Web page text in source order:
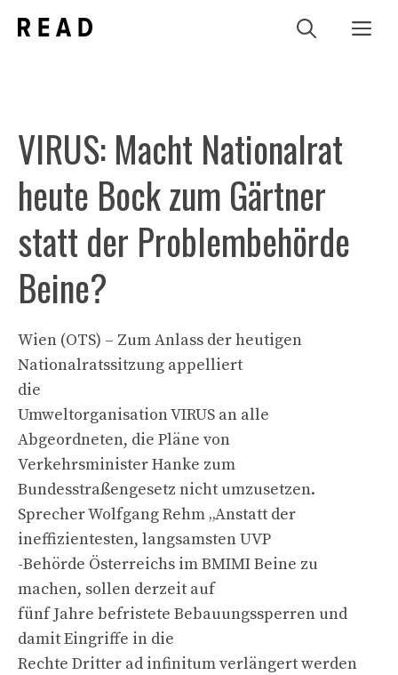
Inhalt
VIRUS: Macht Nationalrat
heute Bock zum Gärtner
statt der Problembehörde
Beine?
Wien (OTS) – Zum Anlass der heutigen
Nationalratssitzung appelliert
die
Umweltorganisation VIRUS an alle
Abgeordneten, die Pläne von
Verkehrsminister Hanke zum
Bundesstraßengesetz nicht umzusetzen.
Sprecher Wolfgang Rehm „Anstatt der
ineffizientesten, langsamsten UVP
-Behörde Österreichs im BMIMI Beine zu
machen, sollen derzeit auf
fünf Jahre befristete Bebauungssperren und
damit Eingriffe in die
Rechte Dritter ad infinitum verlängert werden